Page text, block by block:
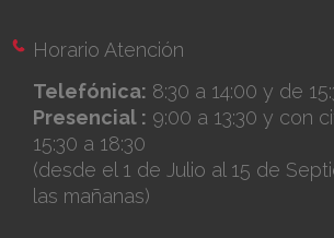
Horario Atención
Telefónica: 8:30 a 14:00 y de
Presencial : 9:00 a 13:30 y con
15:30 a 18:30
(desde el 1 de Julio al 15 de
las mañanas)